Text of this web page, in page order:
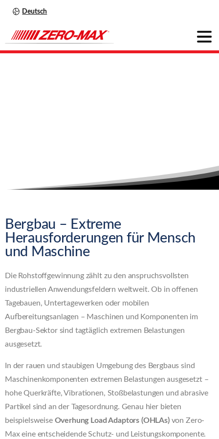
Deutsch
Bergbau – Extreme
Herausforderungen für Mensch
und Maschine
Die Rohstoffgewinnung zählt zu den anspruchsvollsten
industriellen Anwendungsfeldern weltweit. Ob in offenen
Tagebauen, Untertagewerken oder mobilen
Aufbereitungsanlagen – Maschinen und Komponenten im
Bergbau-Sektor sind tagtäglich extremen Belastungen
ausgesetzt.
In der rauen und staubigen Umgebung des Bergbaus sind
Maschinenkomponenten extremen Belastungen ausgesetzt –
hohe Querkräfte, Vibrationen, Stoßbelastungen und abrasive
Partikel sind an der Tagesordnung. Genau hier bieten
beispielsweise Overhung Load Adaptors (OHLAs)von Zero-
Max eine entscheidende Schutz- und Leistungskomponente.